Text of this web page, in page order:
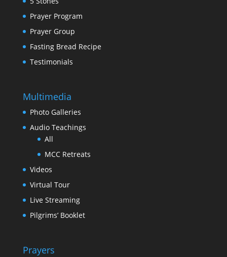
Prayer Program
Prayer Group
Fasting Bread Recipe
Testimonials
Multimedia
Photo Galleries
Audio Teachings
All
MCC Retreats
Videos
Virtual Tour
Live Streaming
Pilgrims’ Booklet
Prayers